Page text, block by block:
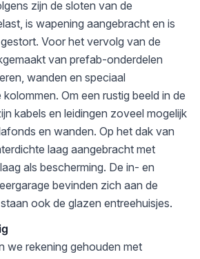
zijn de sloten van de
is wapening aangebracht en is
Voor het vervolg van de
van prefab-onderdelen
wanden en speciaal
Om een rustig beeld in de
kabels en leidingen zoveel mogelijk
en wanden. Op het dak van
laag aangebracht met
als bescherming. De in- en
bevinden zich aan de
ook de glazen entreehuisjes.
we rekening gehouden met